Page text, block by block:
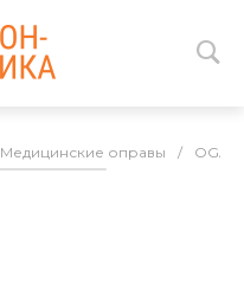
Медицинские оправы / OGA